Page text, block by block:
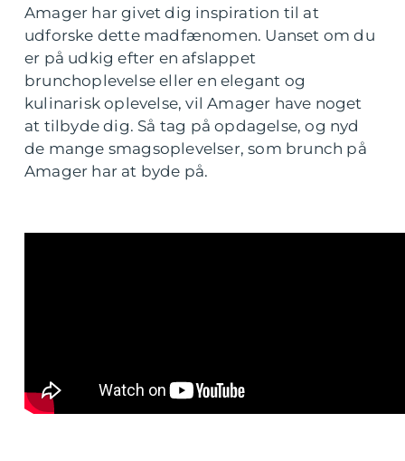
Amager har givet dig inspiration til at
udforske dette madfænomen. Uanset om du
er på udkig efter en afslappet
brunchoplevelse eller en elegant og
kulinarisk oplevelse, vil Amager have noget
at tilbyde dig. Så tag på opdagelse, og nyd
de mange smagsoplevelser, som brunch på
Amager har at byde på.